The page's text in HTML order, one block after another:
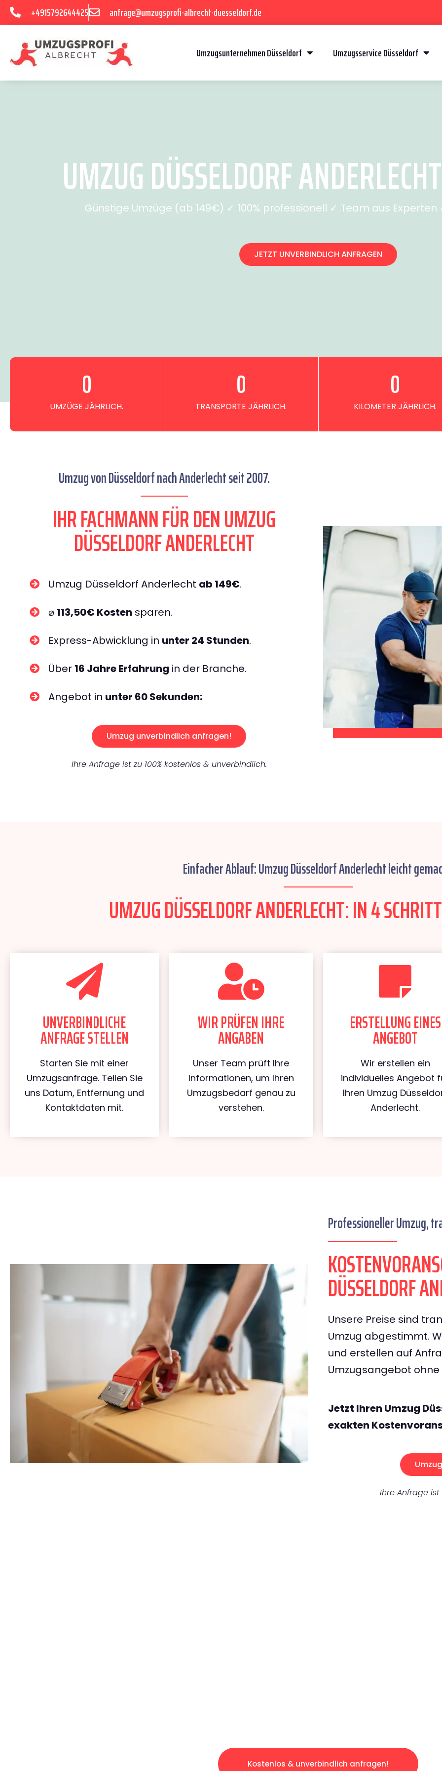
+4915792644425 anfrage@umzugsprofi-albrecht-duesseldorf.de
Umzugsunternehmen Düsseldorf Umzugsservice Düsseldorf
UMZUG DÜSSELDORF
Günstige Umzüge (ab 149€) ✓ 100% professionell ✓ Team aus
JETZT UNVERBINDLICH ANFRAGEN
UMZÜGE JÄHRLICH.
0
TRANSPORTE JÄHRLICH.
0
KILOMETER JÄHRLICH.
0
Umzug von Düsseldorf nach Anderlecht seit 2007.
IHR FACHMANN FÜR DEN UMZUG
DÜSSELDORF ANDERLECHT
Umzug Düsseldorf Anderlecht ab 149€.
⌀ 113,50€ Kosten sparen.
Express-Abwicklung in unter 24 Stunden.
Über 16 Jahre Erfahrung in der Branche.
Angebot in unter 60 Sekunden:
Umzug unverbindlich anfragen!
Ihre Anfrage ist zu 100% kostenlos & unverbindlich.
Einfacher Ablauf: Umzug Düsseldorf Anderlecht leicht
UMZUG DÜSSELDORF ANDERLECHT: IN 4
UNVERBINDLICHE
ANFRAGE STELLEN
Starten Sie mit einer
Umzugsanfrage. Teilen Sie
uns Datum, Entfernung und
Kontaktdaten mit.
WIR PRÜFEN IHRE
ANGABEN
Unser Team prüft Ihre
Informationen, um Ihren
Umzugsbedarf genau zu
verstehen.
ERSTELLUNG EINES
ANGEBOT
Wir erstellen ein
individuelles Angebot
Ihren Umzug
Anderlecht.
Professioneller Umzug,
DÜSSELDORF
Unsere Preise sind
Umzug abgestimmt.
und erstellen auf
Umzugsangebot
Jetzt Ihren Umzug
exakten
Ihre Anfrage ist
Kostenlos & unverbindlich anfragen!